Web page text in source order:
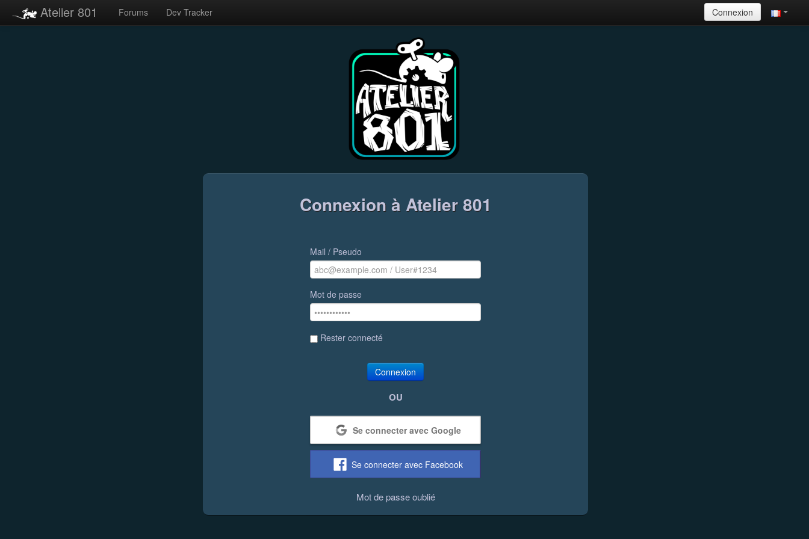
Atelier 801 Forums Dev Tracker Connexion
Connexion à Atelier 801
Mail / Pseudo
Mot de passe
Rester connecté
Connexion
OU
Se connecter avec Google
Se connecter avec Facebook
Mot de passe oublié